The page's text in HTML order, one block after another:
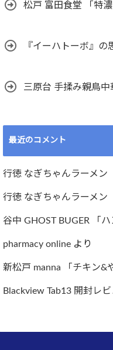
松戸 富田食堂 「特濃
『イーハトーボ』の
三原台 手揉み親鳥中
最近のコメント
行徳 なぎちゃんラーメン
行徳 なぎちゃんラーメン
谷中 GHOST BUGER 「ハ
pharmacy online より
新松戸 manna 「チキン&
Blackview Tab13 開封レビ